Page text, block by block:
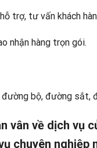
trợ, tư vấn khách
nhận hàng trọn gói.
đường bộ, đường sắt,
vân về dịch vụ
chuyên nghiệp